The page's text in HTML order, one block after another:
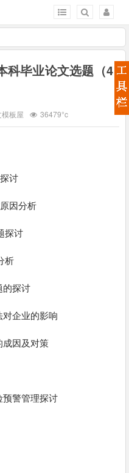
科毕业论文选题（4
板屋 36479°c
讨
因分析
探讨
析
的探讨
企业的影响
因及对策
警管理探讨